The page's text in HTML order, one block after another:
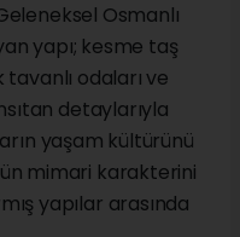
Osmanlı
yapı; kesme taş
tavanlı odaları ve
detaylarıyla
yaşam kültürünü
mimari karakterini
yapılar arasında